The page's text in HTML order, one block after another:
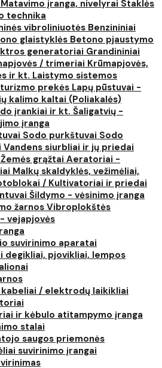
Matavimo įranga, nivelyrai Staklės
technika
vibroliniuotės Benzininiai
glaistyklės Betono pjaustymo
generatoriai Grandininiai
/ trimeriai Krūmapjovės,
ir kt. Laistymo sistemos
prekės Lapų pūstuvai -
kalimo kaltai (Poliakalės)
įrankiai ir kt. Šaligatvių -
įranga
Sodo purkštuvai Sodo
Vandens siurbliai ir jų priedai
Žemės grąžtai Aeratoriai -
Malkų skaldyklės, vežimėliai,
/ Kultivatoriai ir priedai
Šildymo - vėsinimo įranga
žarnosVibroplokštės
vejapjovės
suvirinimo aparatai
degikliai, pjovikliai, lempos
kabeliai / elektrodų laikikliai
ir kėbulo atitampymo įranga
stalai
saugos priemonės
suvirinimo įrangai